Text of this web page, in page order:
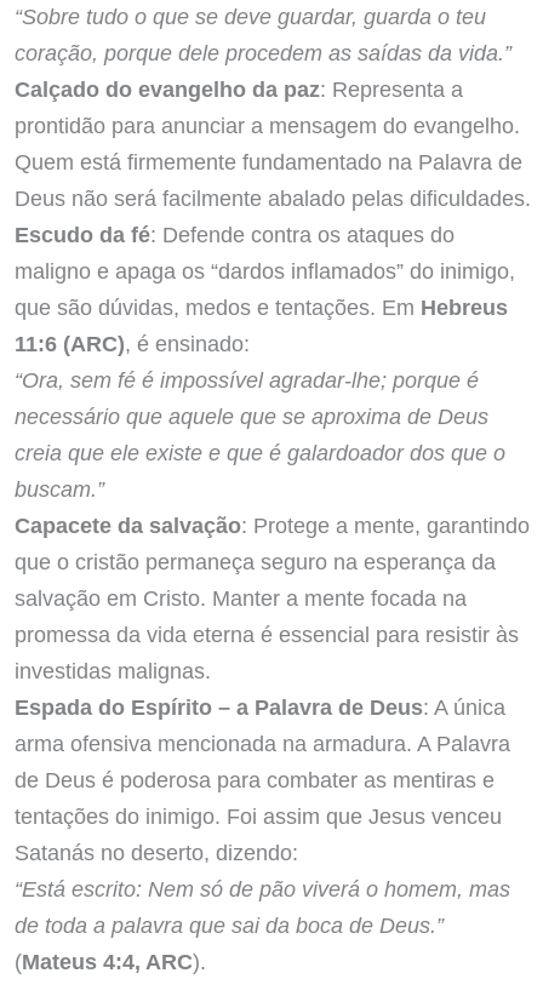
“Sobre tudo o que se deve guardar, guarda o teu
coração, porque dele procedem as saídas da vida.”
Calçado do evangelho da paz: Representa a
prontidão para anunciar a mensagem do evangelho.
Quem está firmemente fundamentado na Palavra de
Deus não será facilmente abalado pelas dificuldades.
Escudo da fé: Defende contra os ataques do
maligno e apaga os “dardos inflamados” do inimigo,
que são dúvidas, medos e tentações. Em Hebreus
11:6 (ARC), é ensinado:
“Ora, sem fé é impossível agradar-lhe; porque é
necessário que aquele que se aproxima de Deus
creia que ele existe e que é galardoador dos que o
buscam.”
Capacete da salvação: Protege a mente, garantindo
que o cristão permaneça seguro na esperança da
salvação em Cristo. Manter a mente focada na
promessa da vida eterna é essencial para resistir às
investidas malignas.
Espada do Espírito – a Palavra de Deus: A única
arma ofensiva mencionada na armadura. A Palavra
de Deus é poderosa para combater as mentiras e
tentações do inimigo. Foi assim que Jesus venceu
Satanás no deserto, dizendo:
“Está escrito: Nem só de pão viverá o homem, mas
de toda a palavra que sai da boca de Deus.”
(Mateus 4:4, ARC).